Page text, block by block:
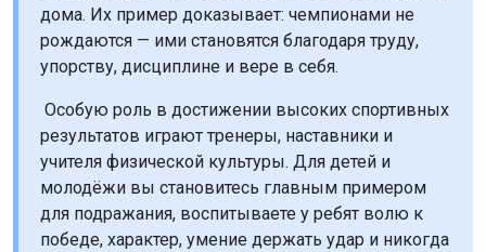
дома. Их пример доказывает: чемпионами не
рождаются — ими становятся благодаря труду,
упорству, дисциплине и вере в себя.
Особую роль в достижении высоких спортивных
результатов играют тренеры, наставники и
учителя физической культуры. Для детей и
молодёжи вы становитесь главным примером
для подражания, воспитываете у ребят волю к
победе, характер, умение держать удар и никогда